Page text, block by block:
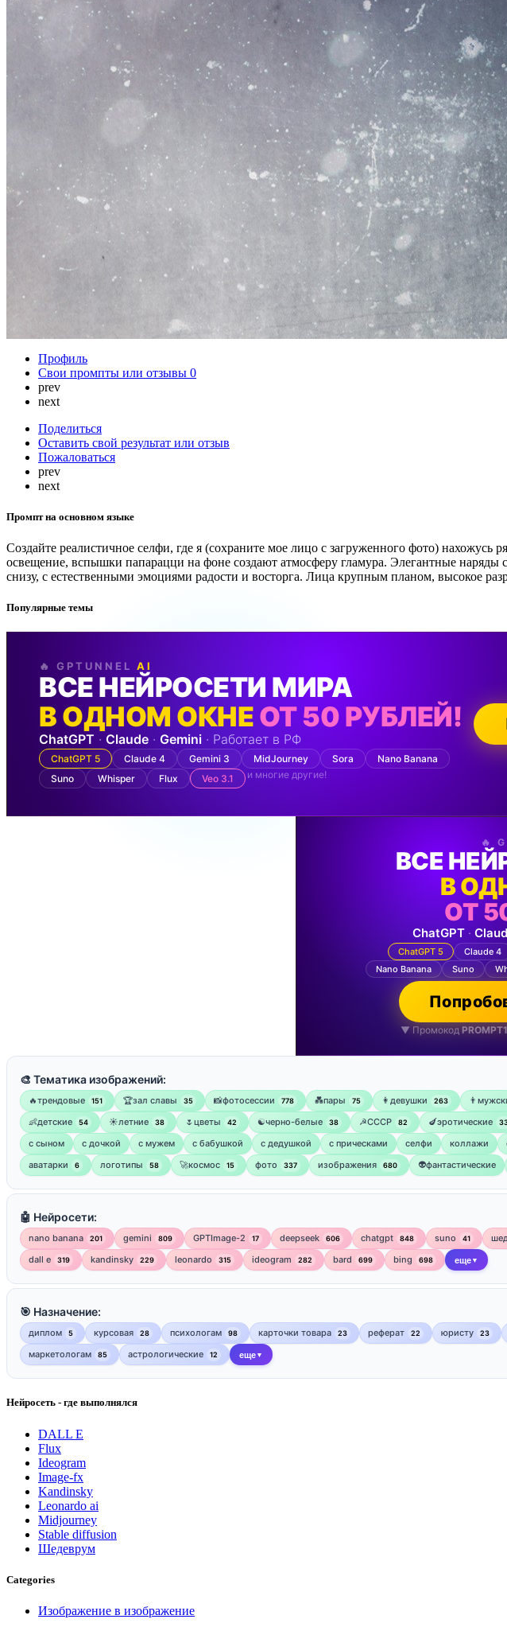
Профиль
Свои промпты или отзывы 0
prev
next
Поделиться
Оставить свой результат или отзыв
Пожаловаться
prev
next
Промпт на основном языке
Создайте реалистичное селфи, где я (сохраните мое лицо с загруженного фото)
освещение, вспышки папарацци на фоне создают атмосферу гламура. Элегантные
снизу, с естественными эмоциями радости и восторга. Лица крупным планом, высокое
Популярные темы
🔥 GPTUNNEL AI
ВСЕ НЕЙРОСЕТИ МИРА
В ОДНОМ ОКНЕОТ 50 РУБЛЕЙ!
ChatGPT · Claude · Gemini · Работает в РФ
ChatGPT 5 Claude 4 Gemini 3 MidJourney Sora
Nano Banana
Suno
Whisper Flux Veo 3.1 и многие другие!
🔥
ВСЕ
В
ОТ
ChatGPT·
ChatGPT 5 Claude 4
Nano Banana
Suno
▼ Промокод
🎨 Тематика изображений:
🔥трендовые 151 🏆зал славы 35 📸фотосессии 778 💑пары 75 👩девушки 263
👶детские 54 ☀️летние 38 🌷цветы 42 ☯︎черно-белые 38 ☭СССР 82 🍆эротические
с сыном
с дочкой с мужем с бабушкой с дедушкой с прическами селфи коллажи
аватарки 6 логотипы 58 🚀космос 15 фото 337 изображения 680 👽фантастические
🤖 Нейросети:
nano banana 201 gemini 809 GPTImage-2 17 deepseek 606 chatgpt 848 suno 41
dall e 319 kandinsky 229 leonardo 315 ideogram 282 bard 699 bing 698 еще ▼
🎯 Назначение:
диплом 5 курсовая 28 психологам 98 карточки товара 23 реферат 22 юристу 23
маркетологам 85 астрологические 12 еще ▼
Нейросеть - где выполнялся
DALL E
Flux
Ideogram
Image-fx
Kandinsky
Leonardo ai
Midjourney
Stable diffusion
Шедеврум
Categories
Изображение в изображение